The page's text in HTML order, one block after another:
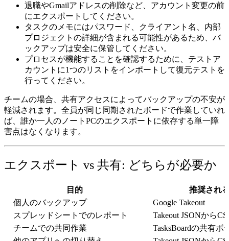
退職やGmailアドレスの削除など、 アカウント変更の前
にエクスポート してください。
タスクのメモにはパスワード、クライアント名、内部
プロジェクトの詳細が含まれる可能性があるため、 バ
ックアップは安全に保管 してください。
プロセスが機能することを確認するために、テストア
カウントに1つのリストをインポートして復元テスト を
行ってください。
チームの場合、共有アクセスによってバックアップの不安が
軽減されます。全員が同じ同期されたボードで作業していれ
ば、誰か一人のノートPCのエクスポートに依存する単一障
害点はなくなります。
エクスポート vs 共有: どちらが必要か
目的
推奨され
個人のバックアップ
Google Takeout
スプレッドシートでのレポート
Takeout JSONから
チームでの共同作業
TasksBoardの共有ボ